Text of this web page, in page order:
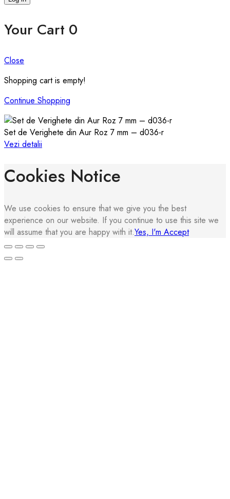
Your Cart 0
Close
Shopping cart is empty!
Continue Shopping
Set de Verighete din Aur Roz 7 mm – d036-r
Vezi detalii
Cookies Notice
We use cookies to ensure that we give you the best
experience on our website. If you continue to use this site we
will assume that you are happy with it.Yes, I'm Accept